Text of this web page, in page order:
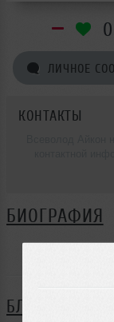
0
ЛИЧНОЕ
КОНТАКТЫ
БИОГРАФИЯ
БЛОГ